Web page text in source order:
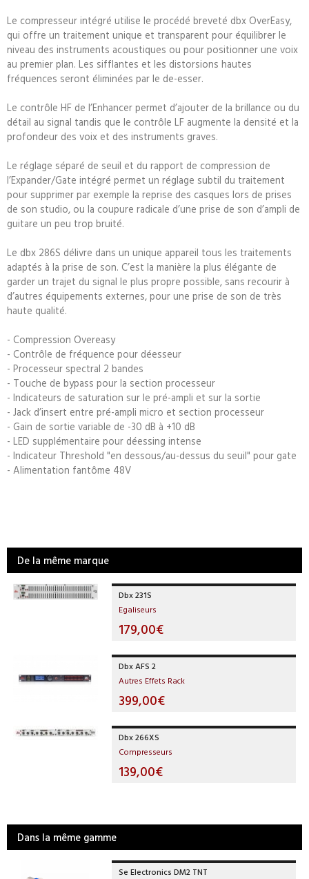
Le compresseur intégré utilise le procédé breveté dbx OverEasy,
qui offre un traitement unique et transparent pour équilibrer le
niveau des instruments acoustiques ou pour positionner une voix
au premier plan. Les sifflantes et les distorsions hautes
fréquences seront éliminées par le de-esser.
Le contrôle HF de l’Enhancer permet d’ajouter de la brillance ou du
détail au signal tandis que le contrôle LF augmente la densité et la
profondeur des voix et des instruments graves.
Le réglage séparé de seuil et du rapport de compression de
l’Expander/Gate intégré permet un réglage subtil du traitement
pour supprimer par exemple la reprise des casques lors de prises
de son studio, ou la coupure radicale d’une prise de son d’ampli de
guitare un peu trop bruité.
Le dbx 286S délivre dans un unique appareil tous les traitements
adaptés à la prise de son. C’est la manière la plus élégante de
garder un trajet du signal le plus propre possible, sans recourir à
d’autres équipements externes, pour une prise de son de très
haute qualité.
- Compression Overeasy
- Contrôle de fréquence pour déesseur
- Processeur spectral 2 bandes
- Touche de bypass pour la section processeur
- Indicateurs de saturation sur le pré-ampli et sur la sortie
- Jack d’insert entre pré-ampli micro et section processeur
- Gain de sortie variable de -30 dB à +10 dB
- LED supplémentaire pour déessing intense
- Indicateur Threshold "en dessous/au-dessus du seuil" pour gate
- Alimentation fantôme 48V
De la même marque
Dbx 231S
Egaliseurs
179,00€
Dbx AFS 2
Autres Effets Rack
399,00€
Dbx 266XS
Compresseurs
139,00€
Dans la même gamme
Se Electronics DM2 TNT